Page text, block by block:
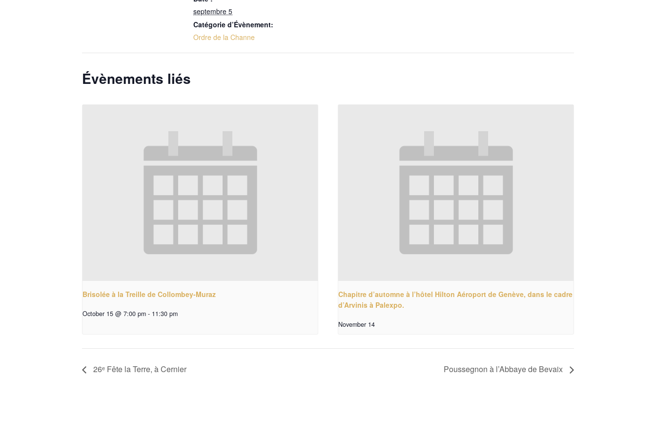
septembre 5
Catégorie d’Évènement:
Ordre de la Channe
Évènements liés
Brisolée à la Treille de Collombey-Muraz
October 15 @ 7:00 pm - 11:30 pm
Chapitre d’automne à l’hôtel Hilton Aéroport de Genève, dans le cadre
d’Arvinis à Palexpo.
November 14
26ᵉ Fête la Terre, à Cernier Poussegnon à l’Abbaye de Bevaix